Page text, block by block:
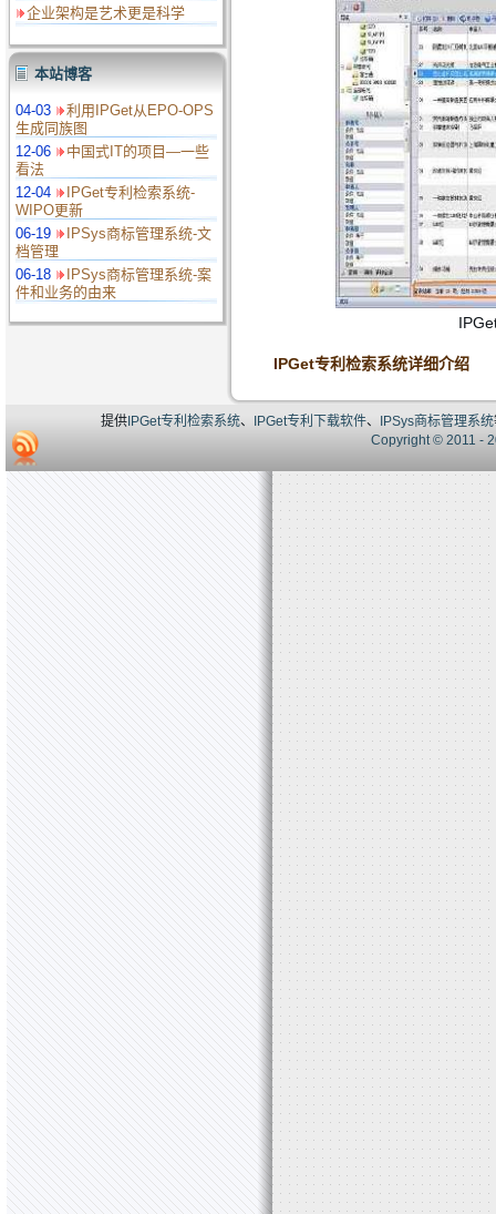
企业架构是艺术更​是科学
本站博客
04-03
利用IPGet从EPO-OPS
生成同族图
12-06
中国式IT的项目—一些
看法
12-04
IPGet专利检索系统-
WIPO更新
06-19
IPSys商标管理系统-文
档管理
06-18
IPSys商标管理系统-案
件和业务的由来
IPGet专利检索系统详细介绍
提供IPGet专利检索系统、 IPGet专利下载软件、 IPSys商标管理系统
Copyright © 2011 -